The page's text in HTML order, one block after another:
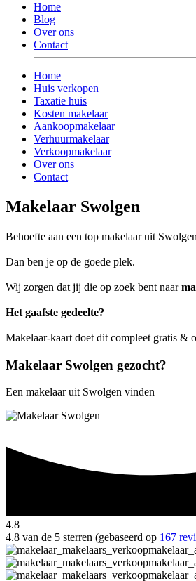
Home
Blog
Over ons
Contact
Home
Huis verkopen
Taxatie huis
Kosten makelaar
Aankoopmakelaar
Verhuurmakelaar
Verkoopmakelaar
Over ons
Contact
Makelaar Swolgen
Behoefte aan een top makelaar uit
Dan ben je op de goede plek.
Wij zorgen dat jij die op zoek bent naar
Het gaafste gedeelte?
Makelaar-kaart doet dit compleet gratis &
Makelaar Swolgen gezocht?
Een makelaar uit Swolgen vinden
4.8
4.8 van de 5 sterren (gebaseerd op 167